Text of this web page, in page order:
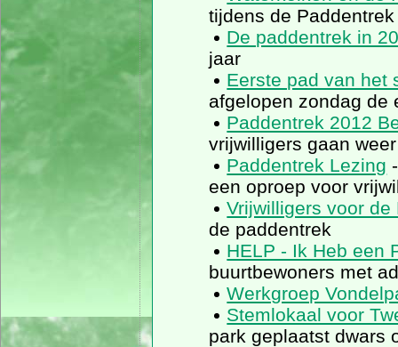
tijdens de Paddentrek
De paddentrek in
jaar
Eerste pad van het
afgelopen zondag de
Paddentrek 2012
vrijwilligers gaan
Paddentrek Lezing
een oproep voor
Vrijwilligers voor
de paddentrek
HELP - Ik Heb een
buurtbewoners met
Werkgroep
Stemlokaal voor
park geplaatst dwars